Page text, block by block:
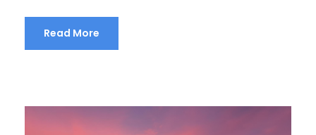
Read More